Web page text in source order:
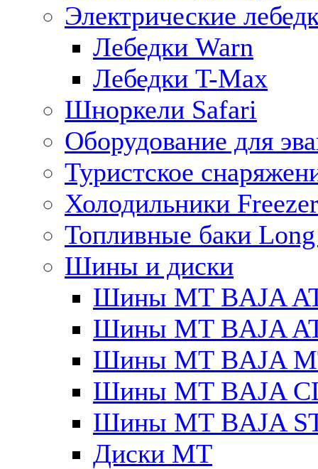
Электрические
Лебедки Warn
Лебедки T-Max
Шноркели Safari
Оборудование для
Туристское
Холодильники
Топливные баки
Шины и диски
Шины MT BAJA
Шины MT BAJA
Шины MT BAJA
Шины MT BAJA
Шины MT BAJA
Диски MT